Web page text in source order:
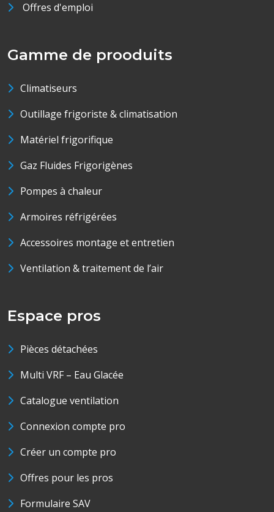
Offres d'emploi
Gamme de prooduits
Climatiseurs
Outillage frigoriste & climatisation
Matériel frigorifique
Gaz Fluides Frigorigènes
Pompes à chaleur
Armoires réfrigérées
Accessoires montage et entretien
Ventilation & traitement de l’air
Espace pros
Pièces détachées
Multi VRF – Eau Glacée
Catalogue ventilation
Connexion compte pro
Créer un compte pro
Offres pour les pros
Formulaire SAV